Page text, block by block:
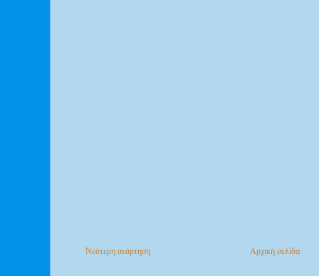
Νεότερη ανάρτηση Αρχική σελίδα